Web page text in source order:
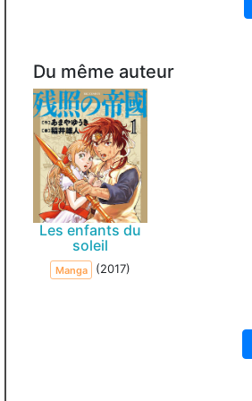
Du même auteur
Les enfants du
soleil
Manga (2017)